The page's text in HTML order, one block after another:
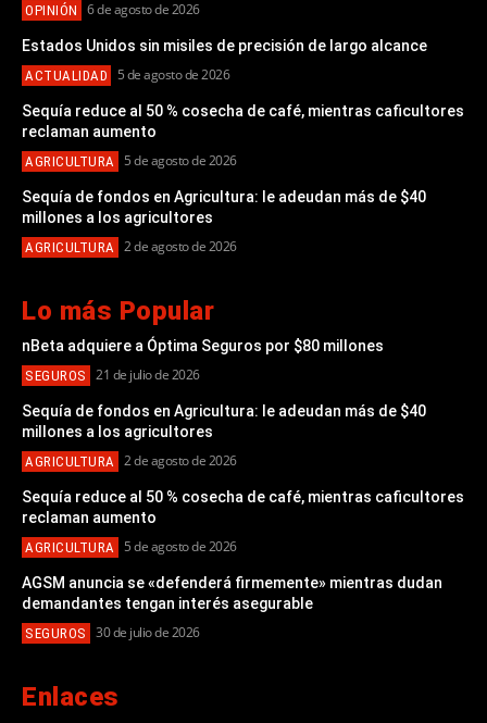
OPINIÓN 6 de agosto de 2026
Estados Unidos sin misiles de precisión de largo alcance
ACTUALIDAD 5 de agosto de 2026
Sequía reduce al 50 % cosecha de café, mientras caficultores
reclaman aumento
AGRICULTURA 5 de agosto de 2026
Sequía de fondos en Agricultura: le adeudan más de $40
millones a los agricultores
AGRICULTURA 2 de agosto de 2026
Lo más Popular
nBeta adquiere a Óptima Seguros por $80 millones
SEGUROS 21 de julio de 2026
Sequía de fondos en Agricultura: le adeudan más de $40
millones a los agricultores
AGRICULTURA 2 de agosto de 2026
Sequía reduce al 50 % cosecha de café, mientras caficultores
reclaman aumento
AGRICULTURA 5 de agosto de 2026
AGSM anuncia se «defenderá firmemente» mientras dudan
demandantes tengan interés asegurable
SEGUROS 30 de julio de 2026
Enlaces